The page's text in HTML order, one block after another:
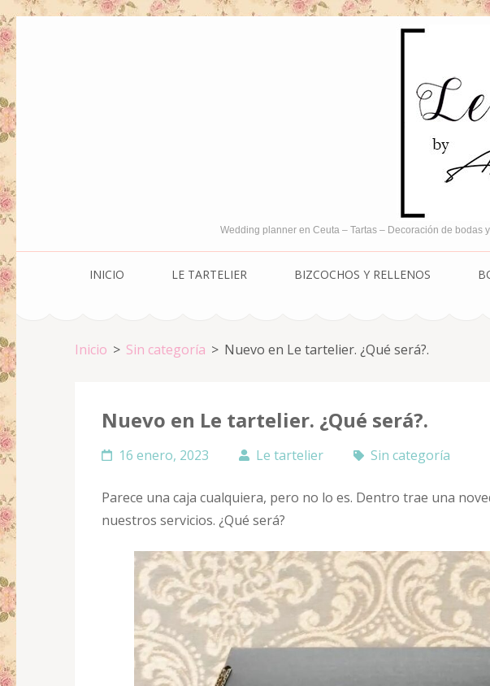
al
la
Wedding planner en Ceuta – Tartas – Decoración de
INICIO LE TARTELIER BIZCOCHOS Y RELLENOS
Inicio > Sin categoría > Nuevo en Le tartelier. ¿Qué será?.
Nuevo en Le tartelier. ¿Qué será?.
16 enero, 2023 Le tartelier Sin categoría
Parece una caja cualquiera, pero no lo es. Dentro trae una
nuestros servicios. ¿Qué será?